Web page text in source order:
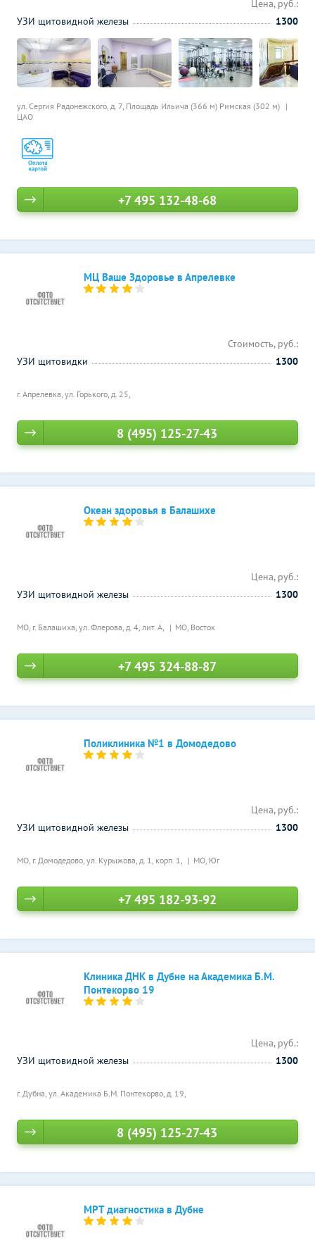
ул. Сергия Радонежского, д. 7, Площадь Ильича (366 м) Римская (302 м)
ЦАО
Цена, руб.:
УЗИ щитовидной железы
1300
+7 495 132-48-68
МЦ Ваше Здоровье в Апрелевке
г. Апрелевка, ул. Горького, д. 25,
Стоимость, руб.:
УЗИ щитовидки
1300
8 (495) 125-27-43
Океан здоровья в Балашихе
МО, г. Балашиха, ул. Флерова, д. 4, лит. А, МО, Восток
Цена, руб.:
УЗИ щитовидной железы
1300
+7 495 324-88-87
Поликлиника №1 в Домодедово
МО, г. Домодедово, ул. Курыжова, д. 1, корп. 1, МО, Юг
Цена, руб.:
УЗИ щитовидной железы
1300
+7 495 182-93-92
Клиника ДНК в Дубне на Академика Б.М.
Понтекорво 19
г. Дубна, ул. Академика Б.М. Понтекорво, д. 19,
Цена, руб.:
УЗИ щитовидной железы
1300
8 (495) 125-27-43
МРТ диагностика в Дубне